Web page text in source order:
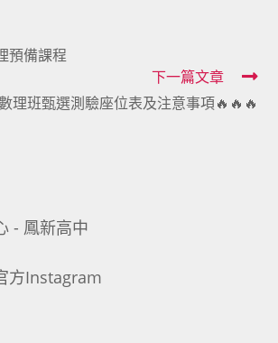
預備課程
下一篇文章
理班甄選測驗座位表及注意事項🔥🔥🔥
- 鳳新高中
方Instagram